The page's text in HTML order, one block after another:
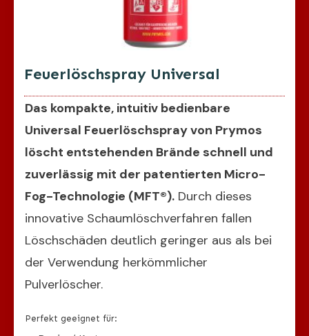
Feuerlöschspray Universal
Das kompakte, intuitiv bedienbare
Universal Feuerlöschspray von Prymos
löscht entstehenden Brände schnell und
zuverlässig mit der patentierten Micro-
Fog-Technologie (MFT®). Durch dieses
innovative Schaumlöschverfahren fallen
Löschschäden deutlich geringer aus als bei
der Verwendung herkömmlicher
Pulverlöscher.
Perfekt geeignet für: